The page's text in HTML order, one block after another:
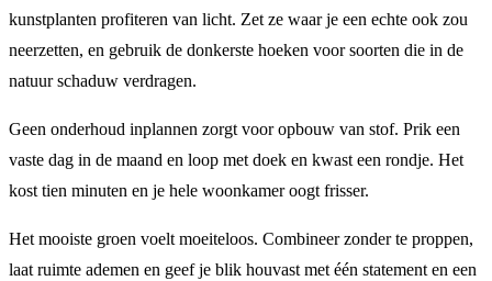
kunstplanten profiteren van licht. Zet ze waar je een echte ook zou
neerzetten, en gebruik de donkerste hoeken voor soorten die in de
natuur schaduw verdragen.
Geen onderhoud inplannen zorgt voor opbouw van stof. Prik een
vaste dag in de maand en loop met doek en kwast een rondje. Het
kost tien minuten en je hele woonkamer oogt frisser.
Het mooiste groen voelt moeiteloos. Combineer zonder te proppen,
laat ruimte ademen en geef je blik houvast met één statement en een